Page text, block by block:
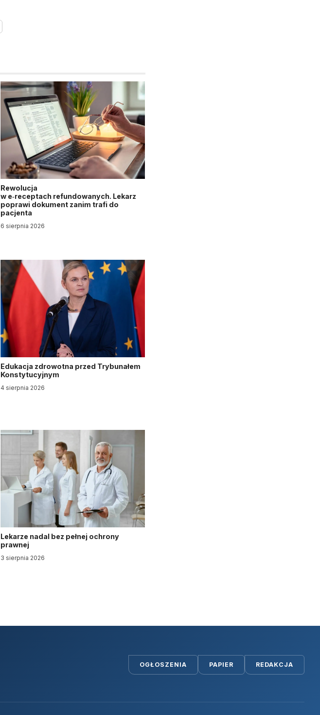
Rewolucja
w e‑receptach refundowanych. Lekarz
poprawi dokument zanim trafi do
pacjenta
6 sierpnia 2026
Edukacja zdrowotna przed Trybunałem
Konstytucyjnym
4 sierpnia 2026
Lekarze nadal bez pełnej ochrony
prawnej
3 sierpnia 2026
OGŁOSZENIA PAPIER REDAKCJA